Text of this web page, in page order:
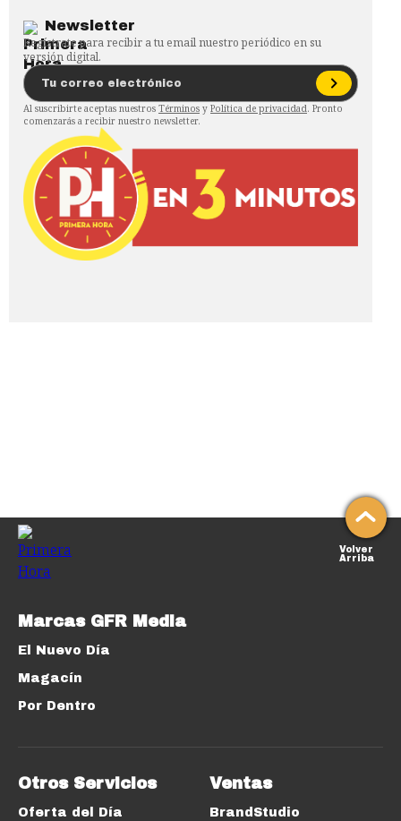
Newsletter
Regístrate para recibir a tu email nuestro periódico en su
versión digital.
Al suscribirte aceptas nuestros Términos y Política de privacidad. Pronto
comenzarás a recibir nuestro newsletter.
Volver
Arriba
Marcas GFR Media
El Nuevo Día
Magacín
Por Dentro
Otros Servicios
Oferta del Día
Ventas
BrandStudio